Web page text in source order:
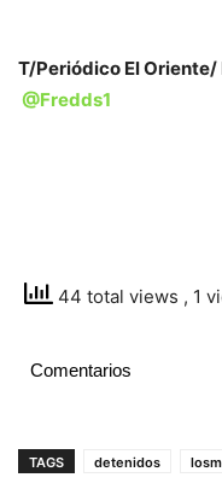
T/Periódico El Oriente/
@Fredds1
44 total views , 1
Comentarios
TAGS detenidos